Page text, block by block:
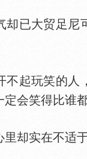
已大贸足尼
起玩笑的人
会笑得比谁都
实在不适于